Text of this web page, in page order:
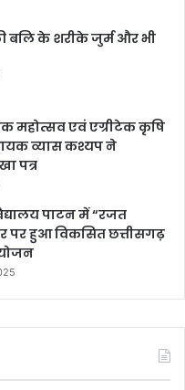
बलि के शरीके जुर्म और भी
महोत्सव एवं एग्रीटेक कृषि
व्यास कश्यप ने
पत्र
पाटन में “रजत
पर हुआ विकसित छत्तीसगढ़